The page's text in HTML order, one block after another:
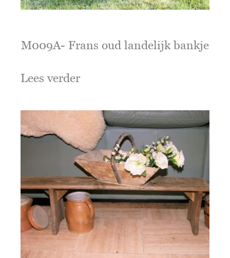
M009A- Frans oud landelijk bankje
Lees verder